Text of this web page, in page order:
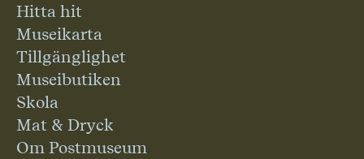
Hitta hit
Museikarta
Tillgänglighet
Museibutiken
Skola
Mat & Dryck
Om Postmuseum